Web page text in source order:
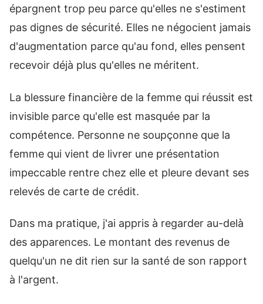
épargnent trop peu parce qu'elles ne s'estiment
pas dignes de sécurité. Elles ne négocient jamais
d'augmentation parce qu'au fond, elles pensent
recevoir déjà plus qu'elles ne méritent.
La blessure financière de la femme qui réussit est
invisible parce qu'elle est masquée par la
compétence. Personne ne soupçonne que la
femme qui vient de livrer une présentation
impeccable rentre chez elle et pleure devant ses
relevés de carte de crédit.
Dans ma pratique, j'ai appris à regarder au-delà
des apparences. Le montant des revenus de
quelqu'un ne dit rien sur la santé de son rapport
à l'argent.